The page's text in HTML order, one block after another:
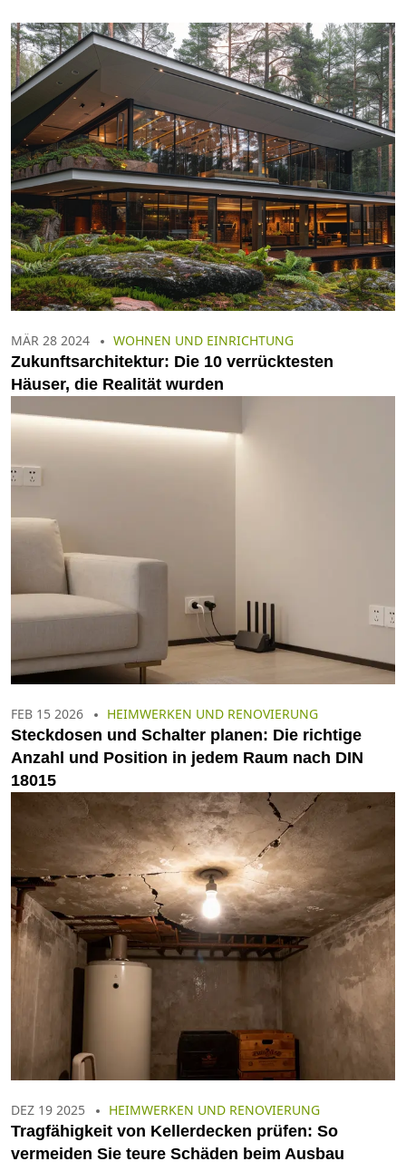
MÄR 28 2024 WOHNEN UND EINRICHTUNG
Zukunftsarchitektur: Die 10 verrücktesten
Häuser, die Realität wurden
FEB 15 2026 HEIMWERKEN UND RENOVIERUNG
Steckdosen und Schalter planen: Die richtige
Anzahl und Position in jedem Raum nach DIN
18015
DEZ 19 2025 HEIMWERKEN UND RENOVIERUNG
Tragfähigkeit von Kellerdecken prüfen: So
vermeiden Sie teure Schäden beim Ausbau